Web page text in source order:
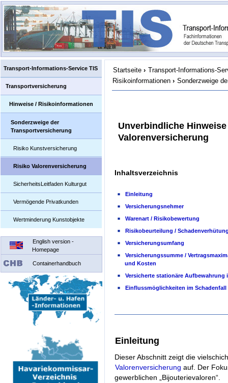
Transport-Informations-Service TIS
Transportversicherung
Hinweise / Risikoinformationen
Sonderzweige der
Transportversicherung
Risiko Kunstversicherung
Risiko Valorenversicherung
SicherheitsLeitfaden Kulturgut
Vermögende Privatkunden
Wertminderung Kunstobjekte
English version -
Homepage
Containerhandbuch
Startseite › Transport-Informations-
Risikoinformationen › Sonderzweige
Unverbindliche
Valorenversicherung
Inhaltsverzeichnis
Einleitung
Versicherungsnehmer
Warenart / Risikobewertung
Risikobeurteilung /
Versicherungsumfang
Versicherungssumme /
und Kosten
Versicherte stationäre
Einflussmöglichkeiten im
Einleitung
Dieser Abschnitt zeigt die
Valorenversicherung auf. Der
gewerblichen „Bijouterievaloren“.